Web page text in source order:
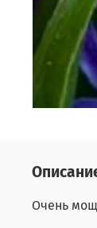
Очень